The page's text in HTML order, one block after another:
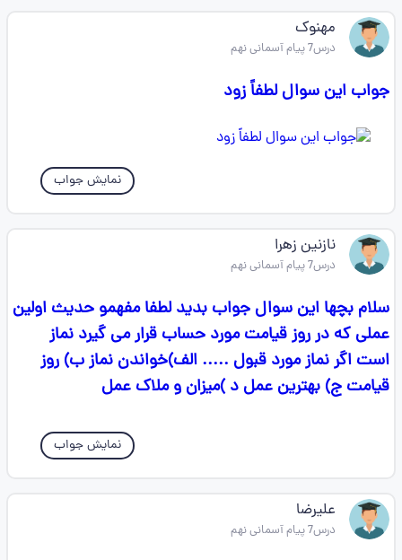
مهنوک
درس7 پیام آسمانی نهم
جواب این سوال لطفاً زود
نمایش جواب
نازنین زهرا
درس7 پیام آسمانی نهم
سلام بچها این سوال جواب بدید لطفا مفهمو حدیث اولین
عملی که در روز قیامت مورد حساب قرار می گیرد نماز
است اگر نماز مورد قبول ..... الف)خواندن نماز ب) روز
قیامت ج) بهترین عمل د )میزان و ملاک عمل
نمایش جواب
علیرضا
درس7 پیام آسمانی نهم